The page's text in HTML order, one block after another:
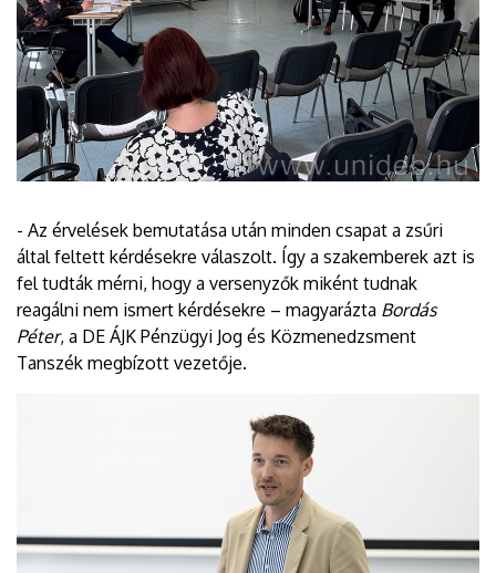
- Az érvelések bemutatása után minden csapat a zsűri
által feltett kérdésekre válaszolt. Így a szakemberek azt is
fel tudták mérni, hogy a versenyzők miként tudnak
reagálni nem ismert kérdésekre – magyarázta Bordás
Péter, a DE ÁJK Pénzügyi Jog és Közmenedzsment
Tanszék megbízott vezetője.